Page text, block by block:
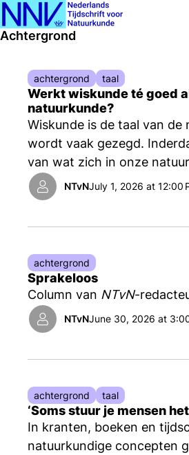
Achtergrond
Werkt wiskunde té goed
natuurkunde?
Wiskunde is de taal van de
wordt vaak gezegd.
van wat zich in onze
beschrijven met wiskundig
natuurwetten. Maar er lijkt
eenrichtingsverkeer:
gebruik van wiskunde,
zeker ook het geval,
NTvNJuly 1, 2026 at 12:00
achtergrond taal
Sprakeloos
Column van NTvN-
NTvNJune 30, 2026 at
achtergrond
‘Soms stuur je mensen
In kranten, boeken en
natuurkundige concepten
achtergrond taal